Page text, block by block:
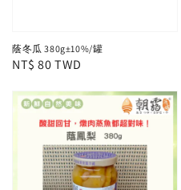
蔭冬瓜 380g±10%/罐
Regular
NT$ 80 TWD